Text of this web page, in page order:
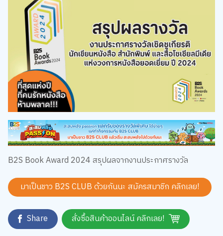
B2S Book Award 2024 สรุปผลจากงานประกาศรางวัล
มาเป็นชาว B2S CLUB ด้วยกันนะ สมัครสมาชิก คลิกเลย!
Share สั่งซื้อสินค้าออนไลน์ คลิกเลย!